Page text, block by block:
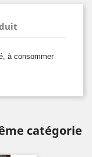
à consommer
catégorie